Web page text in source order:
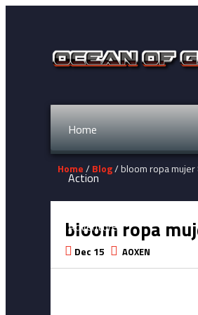
Home
Action
Adventure
Home/ Blog/ bloom ropa mujer
bloom ropa
Dec 15 AOXEN